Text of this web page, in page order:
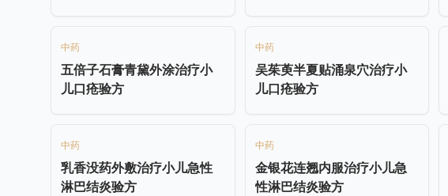
中药
五倍子石膏青黛外涂治疗小
儿口疮验方
中药
吴茱萸半夏贴涌泉穴治疗小
儿口疮验方
中药
乳香没药外敷治疗小儿急性
淋巴结炎验方
中药
金银花连翘内服治疗小儿急
性淋巴结炎验方